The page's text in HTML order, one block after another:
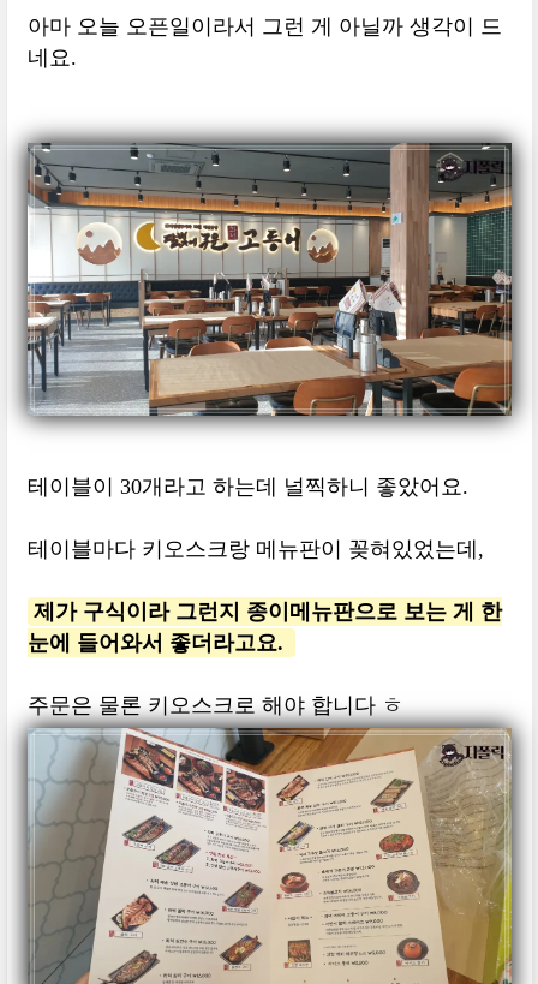
아마 오늘 오픈일이라서 그런 게 아닐까 생각이 드
네요.
테이블이 30개라고 하는데 널찍하니 좋았어요.
테이블마다 키오스크랑 메뉴판이 꽂혀있었는데,
제가 구식이라 그런지 종이메뉴판으로 보는 게 한
눈에 들어와서 좋더라고요.
주문은 물론 키오스크로 해야 합니다 ㅎ